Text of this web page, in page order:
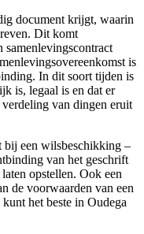
document krijgt, waarin
Dit komt
samenlevingscontract
is
In dit soort tijden is
is, legaal is en dat er
van dingen eruit
bij een wilsbeschikking –
van het geschrift
opstellen. Ook een
de voorwaarden van een
het beste in Oudega